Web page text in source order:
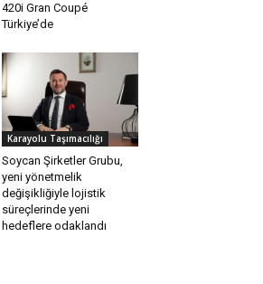
420i Gran Coupé
Türkiye’de
Karayolu Taşımacılığı
Soycan Şirketler Grubu,
yeni yönetmelik
değişikliğiyle lojistik
süreçlerinde yeni
hedeflere odaklandı